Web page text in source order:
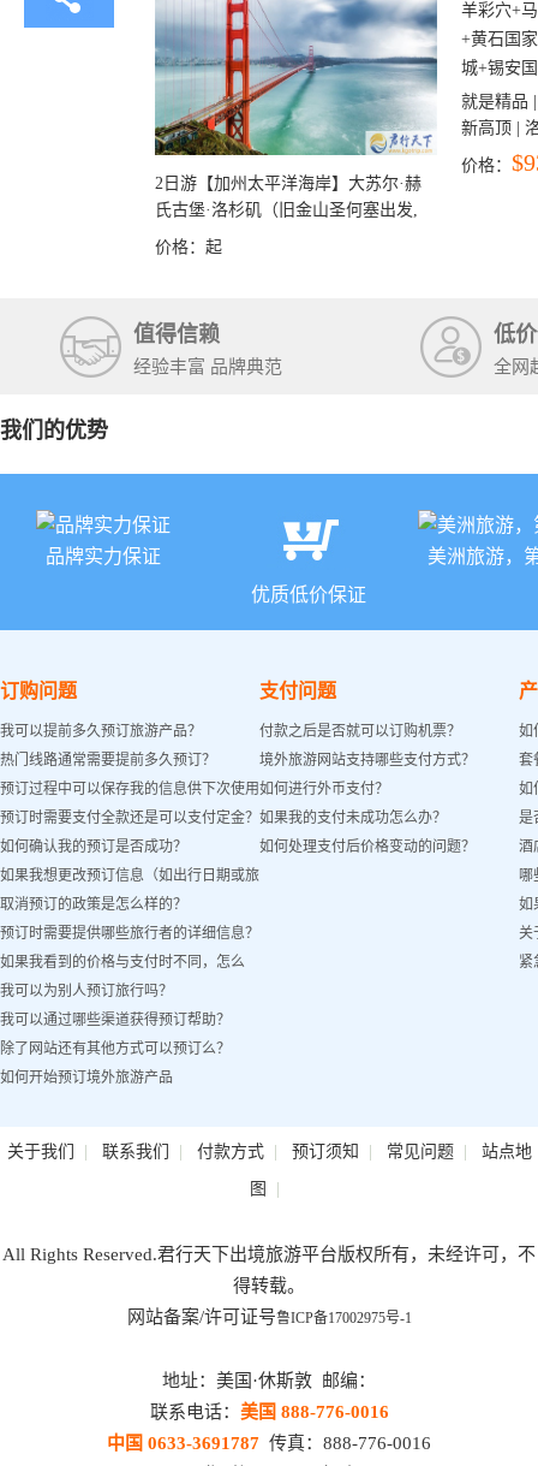
2日游【加州太平洋海岸】大苏尔·赫
氏古堡·洛杉矶（旧金山圣何塞出发,
洛杉矶结束）
价格： 起
就是精品
新高顶 |
彩穴+马
价格：
值得信赖
经验丰富 品牌典范
低
全网
我们的优势
品牌实力保证
优质低价保证
美洲旅游，
订购问题
我可以提前多久预订旅游产品？
热门线路通常需要提前多久预订？
预订过程中可以保存我的信息供下次使用
吗？
预订时需要支付全款还是可以支付定金？
如何确认我的预订是否成功？
如果我想更改预订信息（如出行日期或旅
客姓名）怎么办？
取消预订的政策是怎么样的？
预订时需要提供哪些旅行者的详细信息？
如果我看到的价格与支付时不同，怎么
办？
我可以为别人预订旅行吗？
我可以通过哪些渠道获得预订帮助？
除了网站还有其他方式可以预订么？
如何开始预订境外旅游产品
支付问题
付款之后是否就可以订购机票？
境外旅游网站支持哪些支付方式？
如何进行外币支付？
如果我的支付未成功怎么办？
如何处理支付后价格变动的问题？
如
套
如
是
酒
哪
如
关
紧
关于我们 | 联系我们 | 付款方式| 预订须知 | 常见问题| 站点地
图 |
All Rights Reserved.君行天下出境旅游平台版权所有，未经许可，不
得转载。
网站备案/许可证号鲁ICP备17002975号-1
地址：美国·休斯敦 邮编：
联系电话： 美国 888-776-0016
中国 0633-3691787 传真：888-776-0016